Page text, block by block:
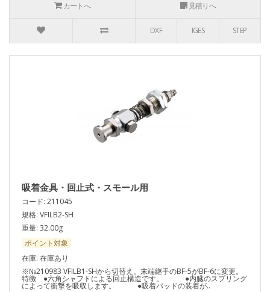
カートへ 見積りへ
DXF IGES STEP
吸着金具・回止式・スモール用
コード: 211045
規格: VFILB2-SH
重量: 32.00g
ポイント対象
在庫: 在庫あり
※№210983 VFILB1-SHから切替え。末端継手のBF-5がBF-6に変更。
特徴 ●六角シャフトによる回止構造です。 ●内臓のスプリング
によって衝撃を吸収します。 ●吸着パッドの装着が..